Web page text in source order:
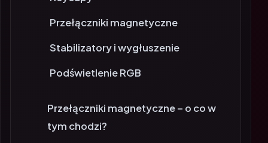
Przełączniki magnetyczne
Stabilizatory i wygłuszenie
Podświetlenie RGB
Przełączniki magnetyczne – o co w
tym chodzi?